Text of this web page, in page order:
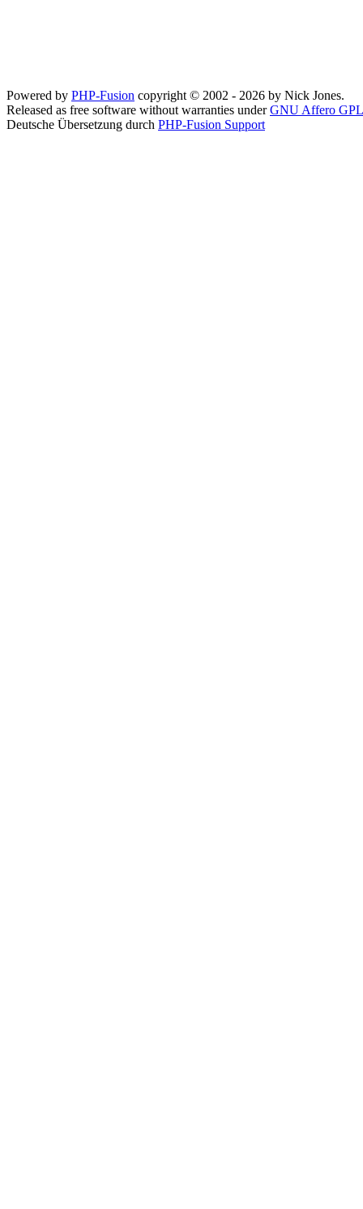
Powered by PHP-Fusion copyright © 2002 - 2026 by Nick Jones.
Released as free software without warranties underGNU Affero GPL
Deutsche Übersetzung durch PHP-Fusion Support